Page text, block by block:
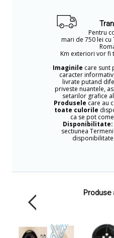
Pentru
mari de 750 lei cu
Km exteriori vor fi
Imaginile care sunt
caracter
livrate putand
priveste nuantele,
setarilor grafice
Produsele care au
toate culorile
ca se pot
Disponibilitate:
sectiunea
Produse